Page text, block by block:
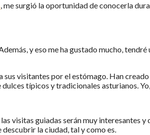
, me surgió la oportunidad de conocerla
y eso me ha gustado mucho, tendré
visitantes por el estómago. Han creado
típicos y tradicionales asturianos.
visitas guiadas serán muy interesantes
la ciudad, tal y como es.